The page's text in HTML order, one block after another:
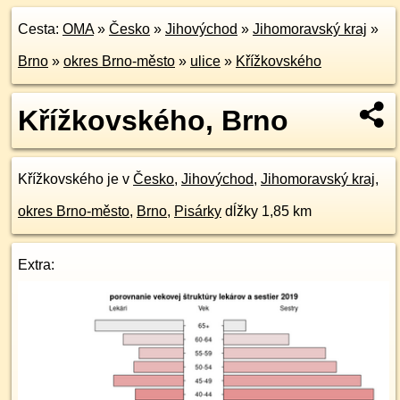
Cesta: OMA» Česko » Jihovýchod » Jihomoravský kraj »
Brno » okres Brno-město » ulice » Křížkovského
Křížkovského, Brno
Křížkovského je v Česko, Jihovýchod, Jihomoravský kraj,
okres Brno-město, Brno, Pisárky dĺžky 1,85 km
Extra: